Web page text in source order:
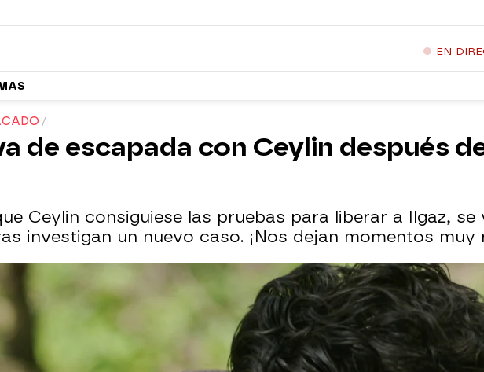
EN
de escapada con Ceylin después
Ceylin consiguiese las pruebas para liberar a Ilgaz,
investigan un nuevo caso. ¡Nos dejan momentos